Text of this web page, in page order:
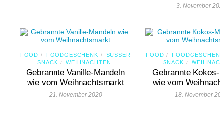
3. November
FOOD / FOODGESCHENK /
SÜSSER S
NACK
/ WEIHNACHTEN
Gebrannte Vanille-Mandeln
wie vom Weihnachtsmarkt
21. November 2020
FOOD /
NACK
/
Gebrannte
wie vom
18. November